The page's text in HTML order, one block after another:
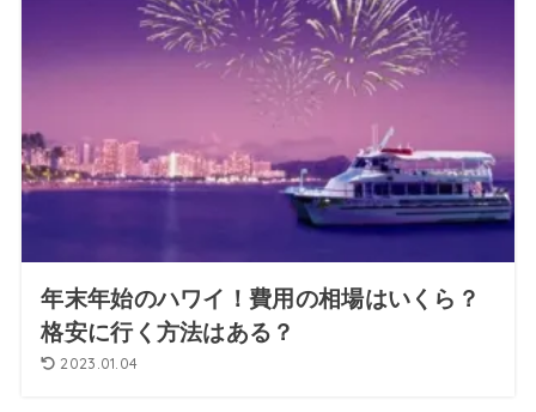
年末年始のハワイ！費用の相場はいくら？
格安に行く方法はある？
2023.01.04